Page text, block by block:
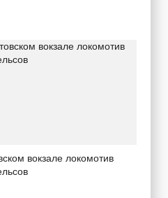
вокзале локомотив